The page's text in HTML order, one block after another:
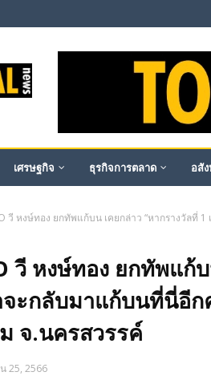
เศรษฐกิจ ธุรกิจการตลาด อสั
วี หงษ์ทอง ยกทัพแก้บน เคยกล่าว “หากรางวัลที่
วี หงษ์ทอง ยกทัพแก้
จะกลับมาแก้บนที่นี่อี
จ.นครสวรรค์
25, 2566